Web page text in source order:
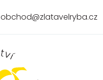
obchod@zlatavelryba.cz